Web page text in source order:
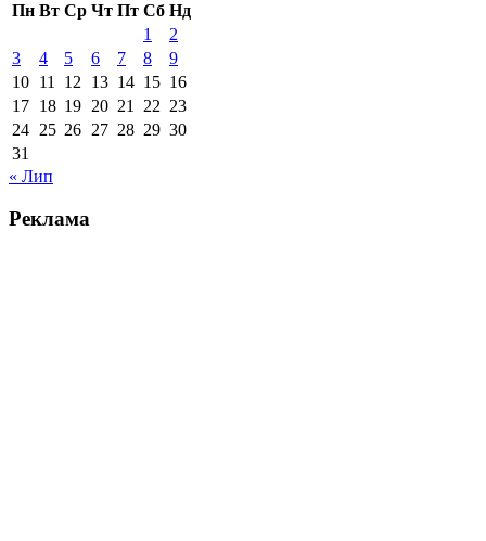
Пн Вт Ср Чт Пт Сб Нд
1
2
3
4 5 6 7 8
9
10 11 12 13 14 15 16
17 18 19 20 21 22 23
24 25 26 27 28 29 30
31
« Лип
Реклама